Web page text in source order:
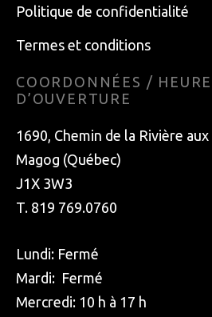
Politique de confidentialité
Termes et conditions
COORDONNÉES /
D’OUVERTURE
1690, Chemin de la Rivière aux
Magog (Québec)
J1X 3W3
T. 819 769.0760
Lundi: Fermé
Mardi: Fermé
Mercredi: 10 h à 17 h